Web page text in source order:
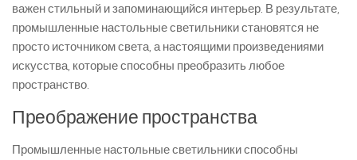
важен стильный и запоминающийся интерьер. В результате,
промышленные настольные светильники становятся не
просто источником света, а настоящими произведениями
искусства, которые способны преобразить любое
пространство.
Преображение пространства
Промышленные настольные светильники способны